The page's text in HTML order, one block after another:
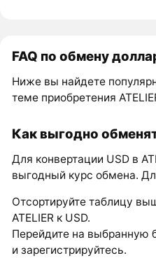
FAQ по обмену
Ниже вы найдете
теме приобретения
Как выгодно
Для конвертации USD в
выгодный курс обмена.
Отсортируйте таблицу
ATELIER к USD.
Перейдите на выбранную
и зарегистрируйтесь.